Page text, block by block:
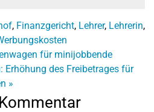
, Finanzgericht, Lehrer, Lehrerin,
für minijobbende
Erhöhung des Freibetrages für
»